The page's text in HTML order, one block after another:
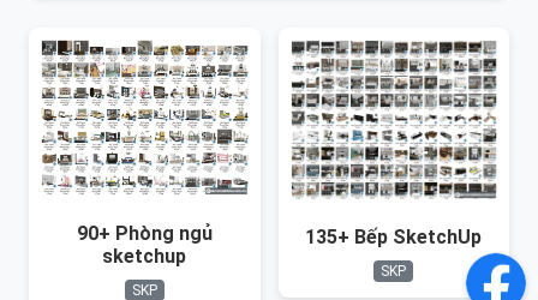
90+ Phòng ngủ
sketchup
SKP
135+ Bếp SketchUp
SKP